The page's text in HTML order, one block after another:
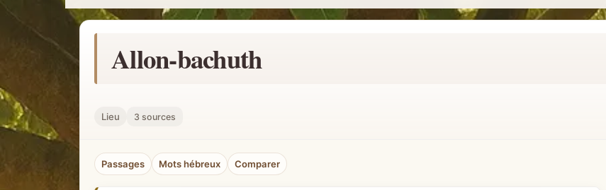
e
c
h
c
Allon-bachuth
Lieu 3 sources
Passages Mots hébreux Comparer